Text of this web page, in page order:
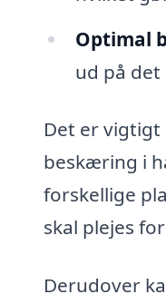
Optimal
ud på
Det er
beskæring i
forskellige
skal plejes
Derudover